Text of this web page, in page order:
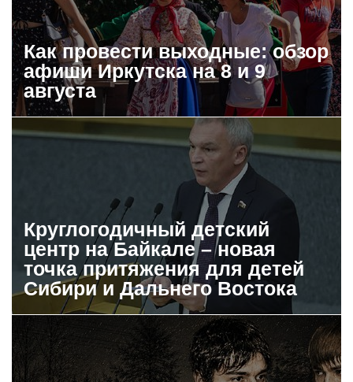
Как провести выходные: обзор
афиши Иркутска на 8 и 9
августа
Круглогодичный детский
центр на Байкале – новая
точка притяжения для детей
Сибири и Дальнего Востока